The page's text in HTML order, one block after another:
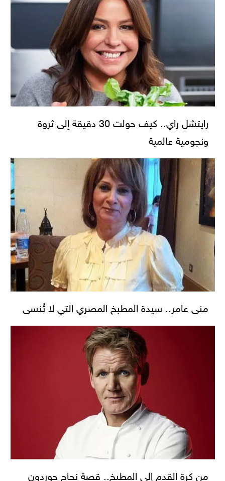
رايتشل راي.. كيف حولت 30 دقيقة إلى ثروة
ونجومية عالمية
منى عامر.. سيدة المطبخ المصري التي لا تُنسى
من كرة القدم إلى المطبخ.. قصة نجاح جوردون